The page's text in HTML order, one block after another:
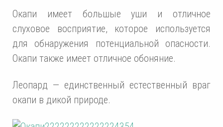
Окапи имеет большые уши и отличное
слуховое восприятие, которое используется
для обнаружения потенциальной опасности.
Окапи также имеет отличное обоняние.
Леопард — единственный естественный враг
окапи в дикой природе.